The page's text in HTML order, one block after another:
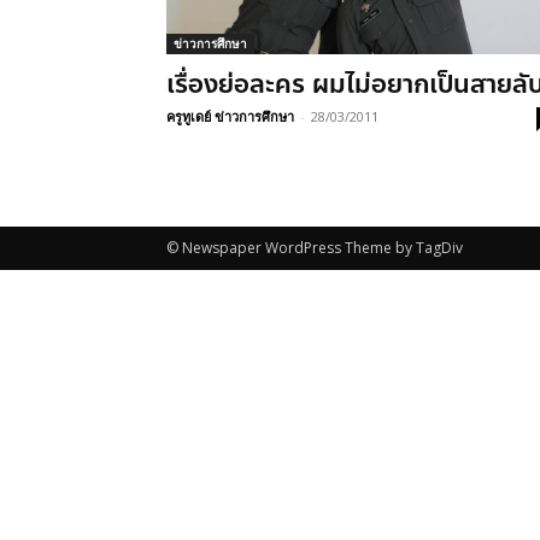
ข่าวการศึกษา
เรื่องย่อละคร ผมไม่อยากเป็นสายลั
ครูทูเดย์ ข่าวการศึกษา - 28/03/2011
© Newspaper WordPress Theme by TagDiv